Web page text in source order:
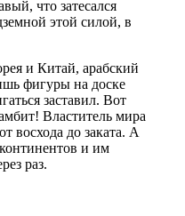
что затесался
этой силой, в
и Китай, арабский
фигуры на доске
заставил. Вот
Властитель мира
восхода до заката. А
и им
раз.